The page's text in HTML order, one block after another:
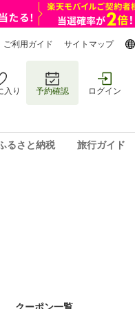
ご利用ガイド サイトマップ
入り 予約確認 ログイン
るさと納税 旅行ガイド